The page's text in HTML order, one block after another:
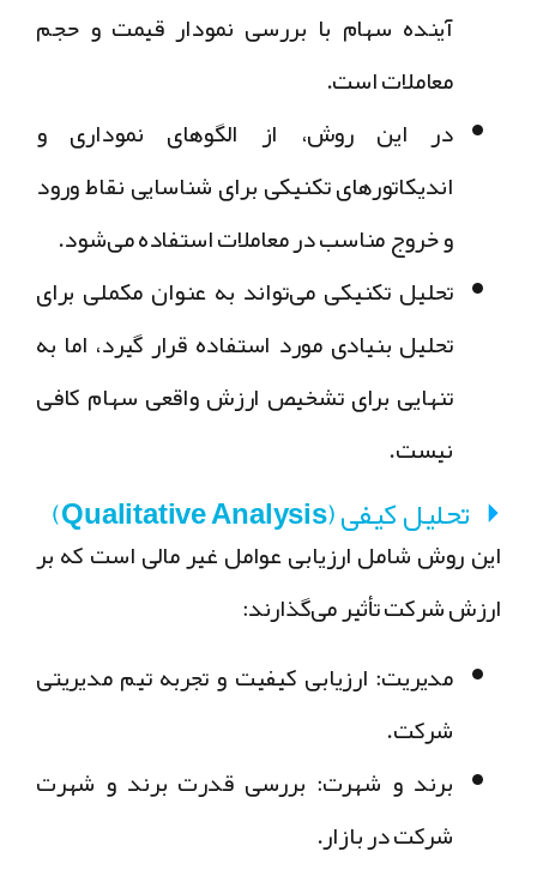
آینده سهامبا بررسینمودار قیمت و حجم
معاملاتاست.
در این روش، ازالگوهای نموداریو
اندیکاتورهای تکنیکیبرای شناسایی نقاط ورود
و خروج مناسب در معاملات استفاده می‌شود.
تحلیل تکنیکیمی‌تواند به عنوانمکملی برای
تحلیل بنیادیمورد استفاده قرار گیرد، اما به
تنهایی برای تشخیص ارزش واقعی سهام کافی
نیست.
تحلیل کیفی (Qualitative Analysis)
این روش شامل ارزیابی عوامل غیر مالی است که بر
ارزش شرکت تأثیر می‌گذارند:
مدیریت: ارزیابی کیفیت و تجربه تیم مدیریتی
شرکت.
برند و شهرت: بررسی قدرت برند و شهرت
شرکت در بازار.